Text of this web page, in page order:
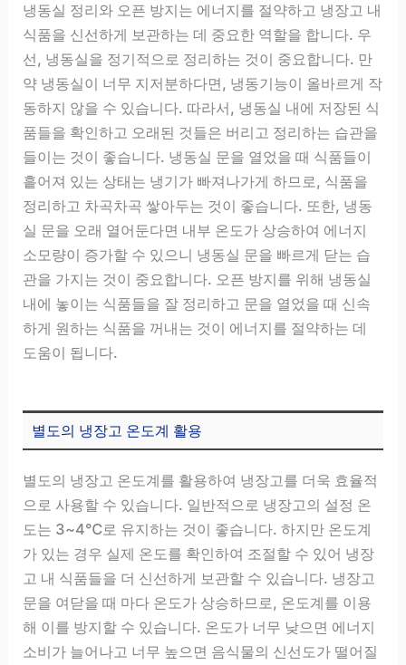
냉동실 정리와 오픈 방지는 에너지를 절약하고 냉장고 내
식품을 신선하게 보관하는 데 중요한 역할을 합니다. 우
선, 냉동실을 정기적으로 정리하는 것이 중요합니다. 만
약 냉동실이 너무 지저분하다면, 냉동기능이 올바르게 작
동하지 않을 수 있습니다. 따라서, 냉동실 내에 저장된 식
품들을 확인하고 오래된 것들은 버리고 정리하는 습관을
들이는 것이 좋습니다. 냉동실 문을 열었을 때 식품들이
흩어져 있는 상태는 냉기가 빠져나가게 하므로, 식품을
정리하고 차곡차곡 쌓아두는 것이 좋습니다. 또한, 냉동
실 문을 오래 열어둔다면 내부 온도가 상승하여 에너지
소모량이 증가할 수 있으니 냉동실 문을 빠르게 닫는 습
관을 가지는 것이 중요합니다. 오픈 방지를 위해 냉동실
내에 놓이는 식품들을 잘 정리하고 문을 열었을 때 신속
하게 원하는 식품을 꺼내는 것이 에너지를 절약하는 데
도움이 됩니다.
별도의 냉장고 온도계 활용
별도의 냉장고 온도계를 활용하여 냉장고를 더욱 효율적
으로 사용할 수 있습니다. 일반적으로 냉장고의 설정 온
도는 3~4℃로 유지하는 것이 좋습니다. 하지만 온도계
가 있는 경우 실제 온도를 확인하여 조절할 수 있어 냉장
고 내 식품들을 더 신선하게 보관할 수 있습니다. 냉장고
문을 여닫을 때 마다 온도가 상승하므로, 온도계를 이용
해 이를 방지할 수 있습니다. 온도가 너무 낮으면 에너지
소비가 늘어나고 너무 높으면 음식물의 신선도가 떨어질